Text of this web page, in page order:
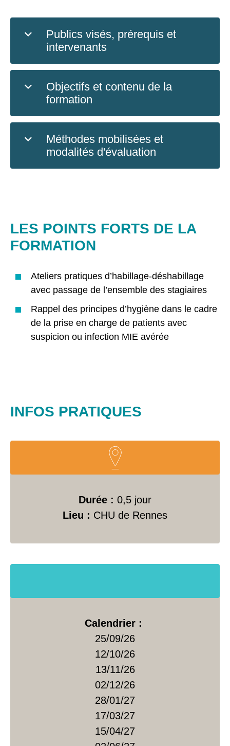
Publics visés, prérequis et
intervenants
Objectifs et contenu de la
formation
Méthodes mobilisées et
modalités d'évaluation
LES POINTS FORTS DE LA
FORMATION
Ateliers pratiques d’habillage-déshabillage
avec passage de l’ensemble des stagiaires
Rappel des principes d’hygiène dans le cadre
de la prise en charge de patients avec
suspicion ou infection MIE avérée
INFOS PRATIQUES
Durée : 0,5 jour
Lieu : CHU de Rennes
Calendrier :
25/09/26
12/10/26
13/11/26
02/12/26
28/01/27
17/03/27
15/04/27